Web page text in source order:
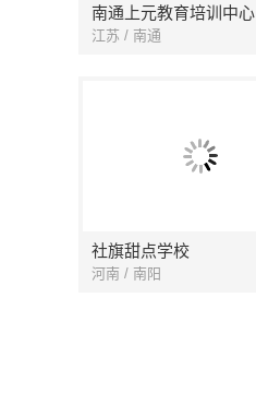
南通上元教育培训中心
江苏 / 南通
社旗甜点学校
河南 / 南阳